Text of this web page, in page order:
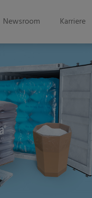
Newsroom Karriere